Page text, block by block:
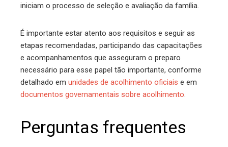
iniciam o processo de seleção e avaliação da família.
É importante estar atento aos requisitos e seguir as
etapas recomendadas, participando das capacitações
e acompanhamentos que asseguram o preparo
necessário para esse papel tão importante, conforme
detalhado em unidades de acolhimento oficiais e em
documentos governamentais sobre acolhimento.
Perguntas frequentes